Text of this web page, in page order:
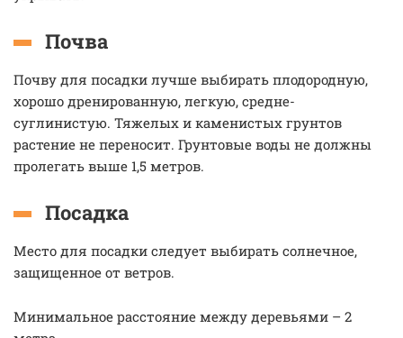
Почва
Почву для посадки лучше выбирать плодородную,
хорошо дренированную, легкую, средне-
суглинистую. Тяжелых и каменистых грунтов
растение не переносит. Грунтовые воды не должны
пролегать выше 1,5 метров.
Посадка
Место для посадки следует выбирать солнечное,
защищенное от ветров.
Минимальное расстояние между деревьями – 2